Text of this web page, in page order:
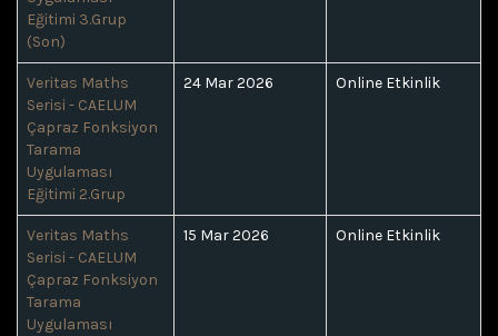
Eğitimi 3.Grup
(Son)
Veritas Maths
Serisi - CAELUM
Çapraz Fonksiyon
Tarama
Uygulaması
Eğitimi 2.Grup
24 Mar 2026 Online Etkinlik
Veritas Maths
Serisi - CAELUM
Çapraz Fonksiyon
Tarama
Uygulaması
15 Mar 2026 Online Etkinlik